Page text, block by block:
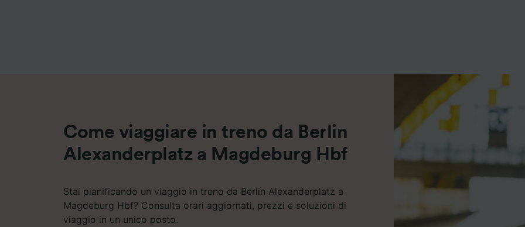
Come viaggiare in treno da Berlin
Alexanderplatz a Magdeburg Hbf
Stai pianificando un viaggio in treno da Berlin Alexanderplatz a
Magdeburg Hbf? Consulta orari aggiornati, prezzi e soluzioni di
viaggio in un unico posto.